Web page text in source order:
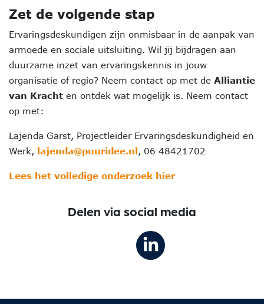
Zet de volgende stap
Ervaringsdeskundigen zijn onmisbaar in de aanpak van
armoede en sociale uitsluiting. Wil jij bijdragen aan
duurzame inzet van ervaringskennis in jouw
organisatie of regio? Neem contact op met de Alliantie
van Kracht en ontdek wat mogelijk is. Neem contact
op met:
Lajenda Garst, Projectleider Ervaringsdeskundigheid en
Werk, lajenda@puuridee.nl, 06 48421702
Lees het volledige onderzoek hier
Delen via social media